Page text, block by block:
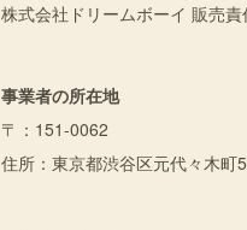
株式会社ドリームボーイ 販売
事業者の所在地
〒：151-0062
住所：東京都渋谷区元代々木